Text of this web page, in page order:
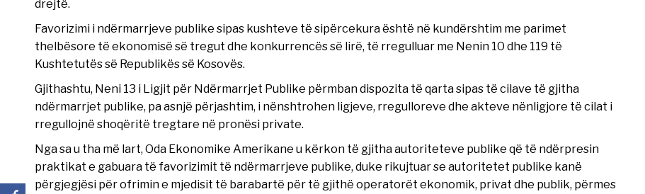
drejtë.
Favorizimi i ndërmarrjeve publike sipas kushteve të sipërcekura është në kundërshtim me parimet
thelbësore të ekonomisë së tregut dhe konkurrencës së lirë, të rregulluar me Nenin 10 dhe 119 të
Kushtetutës së Republikës së Kosovës.
Gjithashtu, Neni 13 i Ligjit për Ndërmarrjet Publike përmban dispozita të qarta sipas të cilave të gjitha
ndërmarrjet publike, pa asnjë përjashtim, i nënshtrohen ligjeve, rregulloreve dhe akteve nënligjore të cilat i
rregullojnë shoqëritë tregtare në pronësi private.
Nga sa u tha më lart, Oda Ekonomike Amerikane u kërkon të gjitha autoriteteve publike që të ndërpresin
praktikat e gabuara të favorizimit të ndërmarrjeve publike, duke rikujtuar se autoritetet publike kanë
përgjegjësi për ofrimin e mjedisit të barabartë për të gjithë operatorët ekonomik, privat dhe publik, përmes